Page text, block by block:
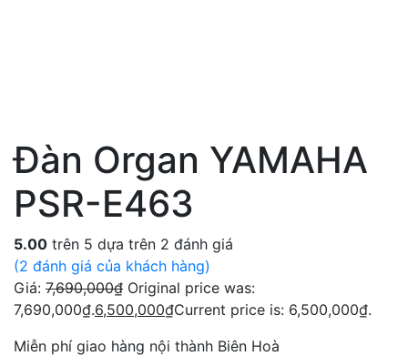
Đàn Organ YAMAHA
PSR-E463
5.00 trên 5 dựa trên 2 đánh giá
(2 đánh giá của khách hàng)
Giá: 7,690,000₫ Original price was:
7,690,000₫.6,500,000₫Current price is: 6,500,000₫.
Miễn phí giao hàng nội thành Biên Hoà